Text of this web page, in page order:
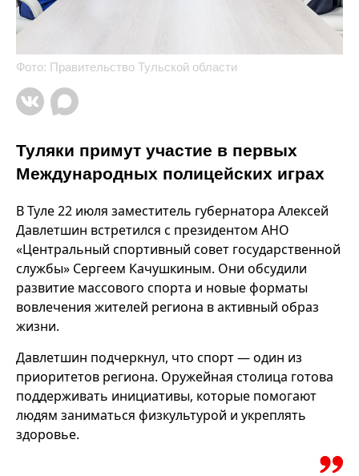
Фото: Правительство Тульской области
Туляки примут участие в первых
Международных полицейских играх
В Туле 22 июля заместитель губернатора Алексей
Давлетшин встретился с президентом АНО
«Центральный спортивный совет государственной
службы» Сергеем Качушкиным. Они обсудили
развитие массового спорта и новые форматы
вовлечения жителей региона в активный образ
жизни.
Давлетшин подчеркнул, что спорт — один из
приоритетов региона. Оружейная столица готова
поддерживать инициативы, которые помогают
людям заниматься физкультурой и укреплять
здоровье.